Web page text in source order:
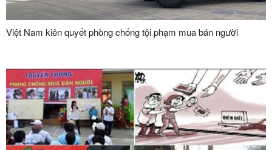
Việt Nam kiên quyết phòng chống tội phạm mua bán người